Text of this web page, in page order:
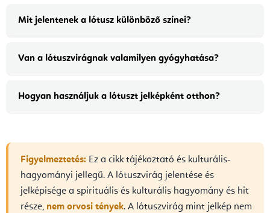
Mit jelentenek a lótusz különböző színei?
Van a lótuszvirágnak valamilyen gyógyhatása?
Hogyan használjuk a lótuszt jelképként otthon?
Figyelmeztetés: Ez a cikk tájékoztató és kulturális-
hagyományi jellegű. A lótuszvirág jelentése és
jelképisége a spirituális és kulturális hagyomány és hit
része, nem orvosi tények. A lótuszvirág mint jelkép nem